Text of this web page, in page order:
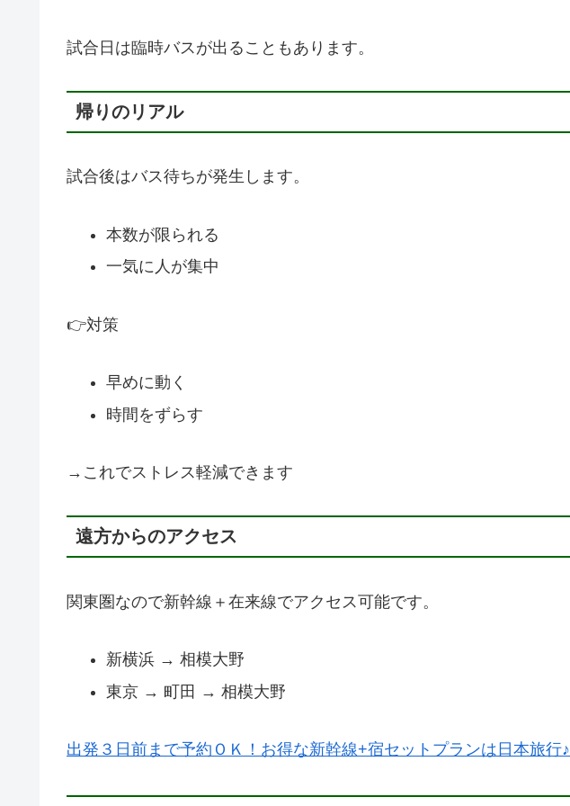
試合日は臨時バスが出ることもあります。
帰りのリアル
試合後はバス待ちが発生します。
本数が限られる
一気に人が集中
👉対策
早めに動く
時間をずらす
→これでストレス軽減できます
遠方からのアクセス
関東圏なので新幹線＋在来線でアクセス可能です。
新横浜 → 相模大野
東京 → 町田 → 相模大野
出発３日前まで予約ＯＫ！お得な新幹線+宿セットプランは日本旅行♪